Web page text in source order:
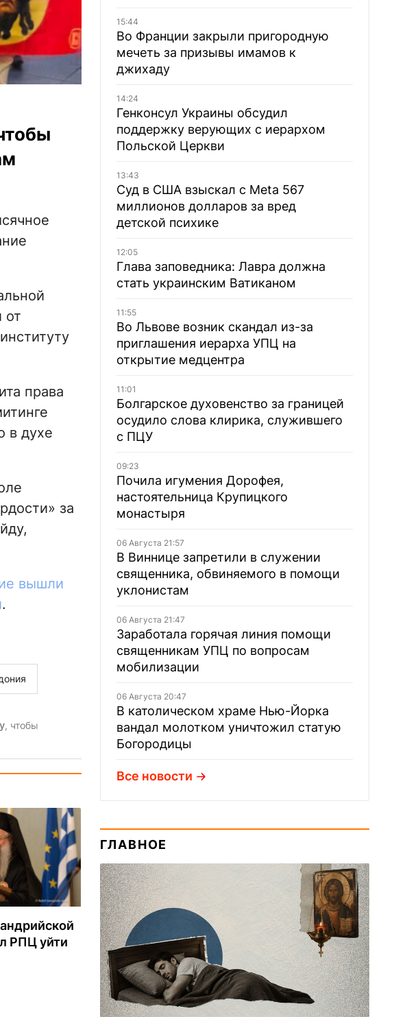
от
права
в духе
за
вышли
.
, чтобы
РПЦ уйти
15:44
Во Франции закрыли пригородную
мечеть за призывы имамов к
джихаду
14:24
Генконсул Украины обсудил
поддержку верующих с иерархом
Польской Церкви
13:43
Суд в США взыскал с Meta 567
миллионов долларов за вред
детской психике
12:05
Глава заповедника: Лавра должна
стать украинским Ватиканом
11:55
Во Львове возник скандал из-за
приглашения иерарха УПЦ на
открытие медцентра
11:01
Болгарское духовенство за границей
осудило слова клирика, служившего
с ПЦУ
09:23
Почила игумения Дорофея,
настоятельница Крупицкого
монастыря
06 Августа 21:57
В Виннице запретили в служении
священника, обвиняемого в помощи
уклонистам
06 Августа 21:47
Заработала горячая линия помощи
священникам УПЦ по вопросам
мобилизации
06 Августа 20:47
В католическом храме Нью-Йорка
вандал молотком уничтожил статую
Богородицы
Все новости
ГЛАВНОЕ